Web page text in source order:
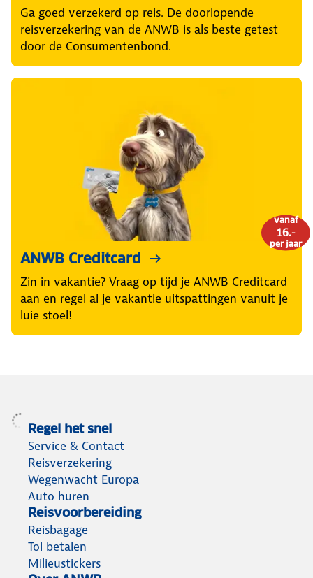
Ga goed verzekerd op reis. De doorlopende
reisverzekering van de ANWB is als beste getest
door de Consumentenbond.
vanaf
16.-
per jaar
ANWB Creditcard
Zin in vakantie? Vraag op tijd je ANWB Creditcard
aan en regel al je vakantie uitspattingen vanuit je
luie stoel!
Regel het snel
Service & Contact
Reisverzekering
Wegenwacht Europa
Auto huren
Reisvoorbereiding
Reisbagage
Tol betalen
Milieustickers